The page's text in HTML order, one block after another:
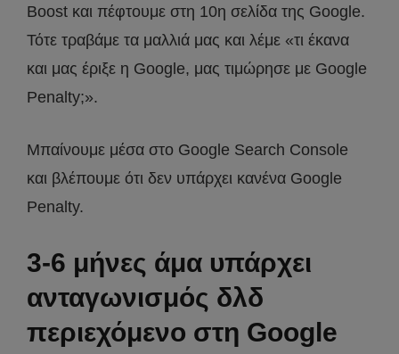
Boost και πέφτουμε στη 10η σελίδα της Google.
Τότε τραβάμε τα μαλλιά μας και λέμε «τι έκανα
και μας έριξε η Google, μας τιμώρησε με Google
Penalty;».
Μπαίνουμε μέσα στο Google Search Console
και βλέπουμε ότι δεν υπάρχει κανένα Google
Penalty.
3-6 μήνες άμα υπάρχει
ανταγωνισμός δλδ
περιεχόμενο στη Google